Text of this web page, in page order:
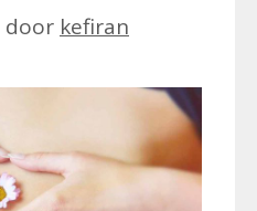
door kefiran